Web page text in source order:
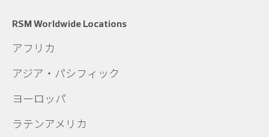
RSM Worldwide Locations
アフリカ
アジア・パシフィック
ヨーロッパ
ラテンアメリカ